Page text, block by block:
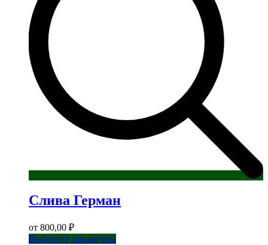
Слива Герман
от 800,00 ₽
Выберите параметрыЭтот